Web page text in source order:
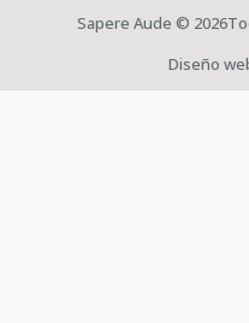
Sapere Aude ©
Diseño